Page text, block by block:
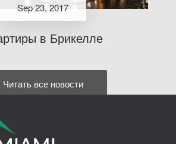
Sep 23, 2017
в Брикелле
Читать все новости